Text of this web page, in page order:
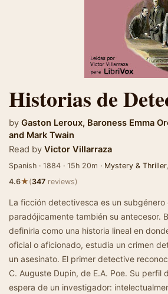
Historias de
by Gaston Leroux, Baroness Emma
and Mark Twain
Read by Victor Villarraza
Spanish · 1884 · 15h 20m · Mystery & Thriller,
4.6★(347 reviews)
La ficción detectivesca es un subgénero
paradójicamente también su antecesor.
definirla como una historia lineal en
oficial o aficionado, estudia un crimen
un asesinato. El primer detective
C. Auguste Dupin, de E.A. Poe. Su perfil
espera de un investigador: